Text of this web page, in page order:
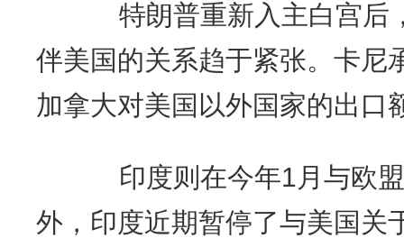
特朗普重新入主白宫后
伴美国的关系趋于紧张。卡尼
加拿大对美国以外国家的出口
印度则在今年1月与欧盟
外，印度近期暂停了与美国关